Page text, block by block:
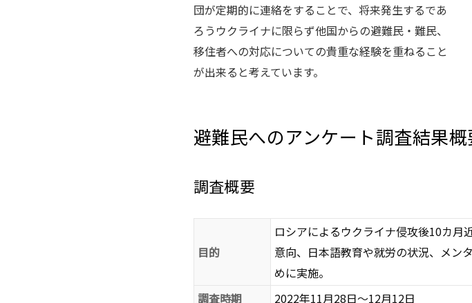
団が定期的に連絡をすることで、将来発生するであ
ろうウクライナに限らず他国からの避難民・難民、
移住者への対応についての貴重な経験を重ねること
が出来ると考えています。
避難民へのアンケート調査結果概
調査概要
目的
ロシアによるウクライナ侵攻後10カ月
意向、日本語教育や就労の状況、メン
めに実施。
調査時期
2022年11月28日～12月12日